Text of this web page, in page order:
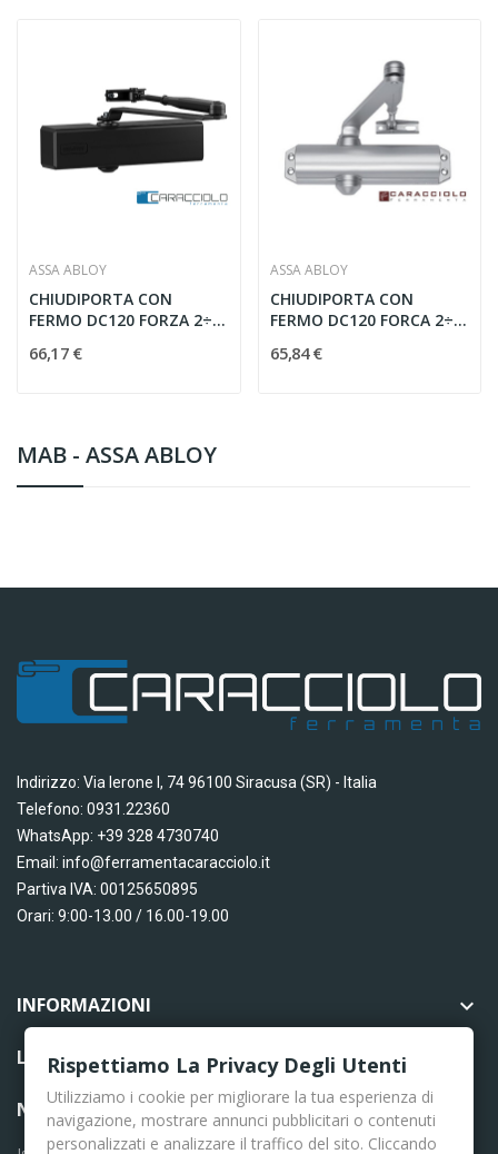
MAB - ASSA ABLOY
ASSA ABLOY
CHIUDIPORTA CON
FERMO DC120 FORZA 2÷4
66,17 €
ASSA ABLOY
CHIUDIPORTA CON
FERMO DC120 FORCA 2÷4
65,84 €
Indirizzo: Via Ierone I, 74 96100 Siracusa (SR) - Italia
Telefono: 0931.22360
WhatsApp: +39 328 4730740
Email: info@ferramentacaracciolo.it
Partiva IVA: 00125650895
Orari: 9:00-13.00 / 16.00-19.00
INFORMAZIONI 
LINK UTILI
NEWSLETTER
Rispettiamo La Privacy Degli Utenti
Utilizziamo i cookie per migliorare la tua esperienza di
navigazione, mostrare annunci pubblicitari o contenuti
personalizzati e analizzare il traffico del sito. Cliccando